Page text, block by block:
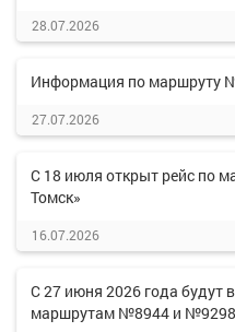
28.07.2026
Информация по маршруту
27.07.2026
С 18 июля открыт рейс по
Томск»
16.07.2026
С 27 июня 2026 года будут
маршрутам №8944 и